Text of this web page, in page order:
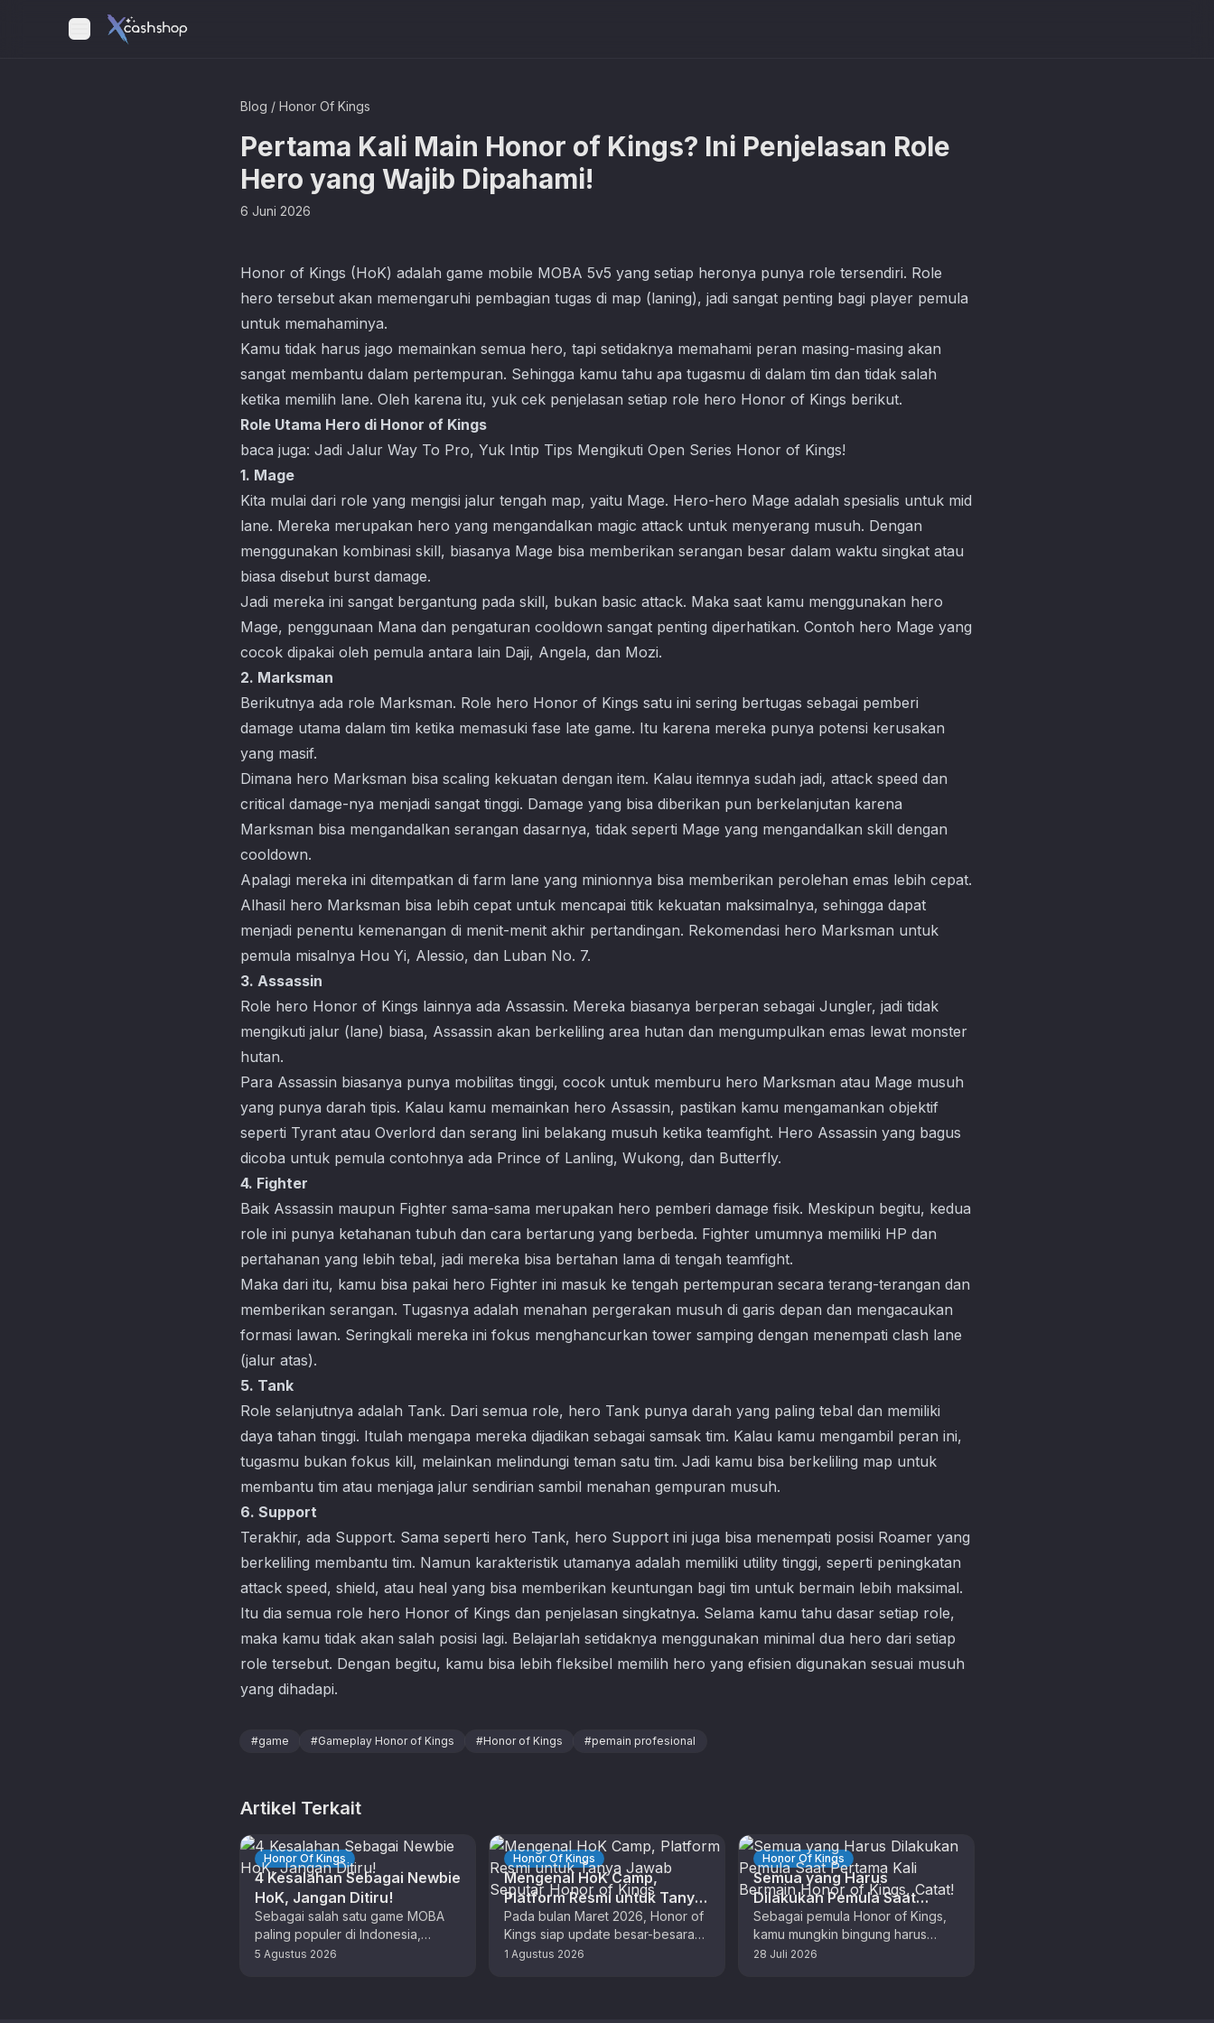
Blog / Honor Of Kings
Pertama Kali Main Honor of Kings? Ini Penjelasan Role
Hero yang Wajib Dipahami!
6 Juni 2026
Honor of Kings (HoK) adalah game mobile MOBA 5v5 yang setiap heronya punya role tersendiri. Role
hero tersebut akan memengaruhi pembagian tugas di map (laning), jadi sangat penting bagi player pemula
untuk memahaminya.
Kamu tidak harus jago memainkan semua hero, tapi setidaknya memahami peran masing-masing akan
sangat membantu dalam pertempuran. Sehingga kamu tahu apa tugasmu di dalam tim dan tidak salah
ketika memilih lane. Oleh karena itu, yuk cek penjelasan setiap role hero Honor of Kings berikut.
Role Utama Hero di Honor of Kings
baca juga: Jadi Jalur Way To Pro, Yuk Intip Tips Mengikuti Open Series Honor of Kings!
1. Mage
Kita mulai dari role yang mengisi jalur tengah map, yaitu Mage. Hero-hero Mage adalah spesialis untuk mid
lane. Mereka merupakan hero yang mengandalkan magic attack untuk menyerang musuh. Dengan
menggunakan kombinasi skill, biasanya Mage bisa memberikan serangan besar dalam waktu singkat atau
biasa disebut burst damage.
Jadi mereka ini sangat bergantung pada skill, bukan basic attack. Maka saat kamu menggunakan hero
Mage, penggunaan Mana dan pengaturan cooldown sangat penting diperhatikan. Contoh hero Mage yang
cocok dipakai oleh pemula antara lain Daji, Angela, dan Mozi.
2. Marksman
Berikutnya ada role Marksman. Role hero Honor of Kings satu ini sering bertugas sebagai pemberi
damage utama dalam tim ketika memasuki fase late game. Itu karena mereka punya potensi kerusakan
yang masif.
Dimana hero Marksman bisa scaling kekuatan dengan item. Kalau itemnya sudah jadi, attack speed dan
critical damage-nya menjadi sangat tinggi. Damage yang bisa diberikan pun berkelanjutan karena
Marksman bisa mengandalkan serangan dasarnya, tidak seperti Mage yang mengandalkan skill dengan
cooldown.
Apalagi mereka ini ditempatkan di farm lane yang minionnya bisa memberikan perolehan emas lebih cepat.
Alhasil hero Marksman bisa lebih cepat untuk mencapai titik kekuatan maksimalnya, sehingga dapat
menjadi penentu kemenangan di menit-menit akhir pertandingan. Rekomendasi hero Marksman untuk
pemula misalnya Hou Yi, Alessio, dan Luban No. 7.
3. Assassin
Role hero Honor of Kings lainnya ada Assassin. Mereka biasanya berperan sebagai Jungler, jadi tidak
mengikuti jalur (lane) biasa, Assassin akan berkeliling area hutan dan mengumpulkan emas lewat monster
hutan.
Para Assassin biasanya punya mobilitas tinggi, cocok untuk memburu hero Marksman atau Mage musuh
yang punya darah tipis. Kalau kamu memainkan hero Assassin, pastikan kamu mengamankan objektif
seperti Tyrant atau Overlord dan serang lini belakang musuh ketika teamfight. Hero Assassin yang bagus
dicoba untuk pemula contohnya ada Prince of Lanling, Wukong, dan Butterfly.
4. Fighter
Baik Assassin maupun Fighter sama-sama merupakan hero pemberi damage fisik. Meskipun begitu, kedua
role ini punya ketahanan tubuh dan cara bertarung yang berbeda. Fighter umumnya memiliki HP dan
pertahanan yang lebih tebal, jadi mereka bisa bertahan lama di tengah teamfight.
Maka dari itu, kamu bisa pakai hero Fighter ini masuk ke tengah pertempuran secara terang-terangan dan
memberikan serangan. Tugasnya adalah menahan pergerakan musuh di garis depan dan mengacaukan
formasi lawan. Seringkali mereka ini fokus menghancurkan tower samping dengan menempati clash lane
(jalur atas).
5. Tank
Role selanjutnya adalah Tank. Dari semua role, hero Tank punya darah yang paling tebal dan memiliki
daya tahan tinggi. Itulah mengapa mereka dijadikan sebagai samsak tim. Kalau kamu mengambil peran ini,
tugasmu bukan fokus kill, melainkan melindungi teman satu tim. Jadi kamu bisa berkeliling map untuk
membantu tim atau menjaga jalur sendirian sambil menahan gempuran musuh.
6. Support
Terakhir, ada Support. Sama seperti hero Tank, hero Support ini juga bisa menempati posisi Roamer yang
berkeliling membantu tim. Namun karakteristik utamanya adalah memiliki utility tinggi, seperti peningkatan
attack speed, shield, atau heal yang bisa memberikan keuntungan bagi tim untuk bermain lebih maksimal.
Itu dia semua role hero Honor of Kings dan penjelasan singkatnya. Selama kamu tahu dasar setiap role,
maka kamu tidak akan salah posisi lagi. Belajarlah setidaknya menggunakan minimal dua hero dari setiap
role tersebut. Dengan begitu, kamu bisa lebih fleksibel memilih hero yang efisien digunakan sesuai musuh
yang dihadapi.
#game #Gameplay Honor of Kings #Honor of Kings #pemain profesional
Artikel Terkait
Honor Of Kings
4 Kesalahan Sebagai Newbie
HoK, Jangan Ditiru!
Sebagai salah satu game MOBA
paling populer di Indonesia,
Honor of Kings terus mengalami
5 Agustus 2026
Honor Of Kings
Mengenal HoK Camp,
Platform Resmi untuk Tanya
Jawab Seputar Honor of
Kings
Pada bulan Maret 2026, Honor of
Kings siap update besar-besaran.
Bersamaan dengan season baru
1 Agustus 2026
Honor Of Kings
Semua yang Harus
Dilakukan Pemula Saat
Pertama Kali Bermain Honor
of Kings, Catat!
Sebagai pemula Honor of Kings,
kamu mungkin bingung harus
mulai bermain dari mana saat
28 Juli 2026